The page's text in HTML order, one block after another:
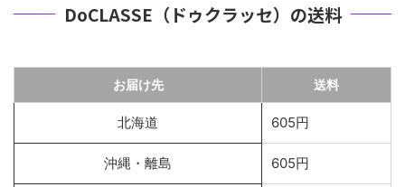
DoCLASSE（ドゥクラッセ）の送料
お届け先 送料
北海道 605円
沖縄・離島 605円